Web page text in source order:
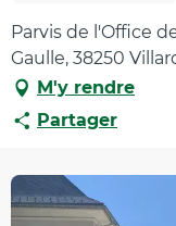
Parvis de l'Office
Gaulle, 38250
M'y rendre
Partager